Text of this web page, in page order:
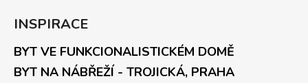
INSPIRACE
BYT VE FUNKCIONALISTICKÉM DOMĚ
BYT NA NÁBŘEŽÍ - TROJICKÁ, PRAHA